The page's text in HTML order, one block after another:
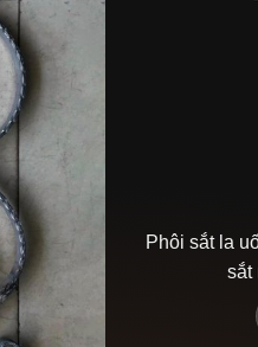
Phôi sắt la
sắt